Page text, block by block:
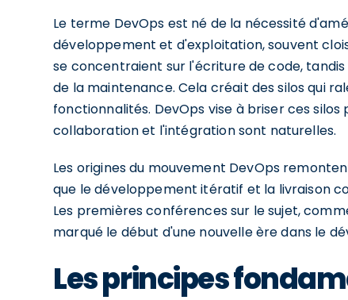
Le terme DevOps est né de la nécessité
développement et d'exploitation, souvent
se concentraient sur l'écriture de code,
de la maintenance. Cela créait des silos qui
fonctionnalités. DevOps vise à briser ces
collaboration et l'intégration sont naturelles.
Les origines du mouvement DevOps
que le développement itératif et la livraison
Les premières conférences sur le sujet,
marqué le début d'une nouvelle ère dans le
Les principes